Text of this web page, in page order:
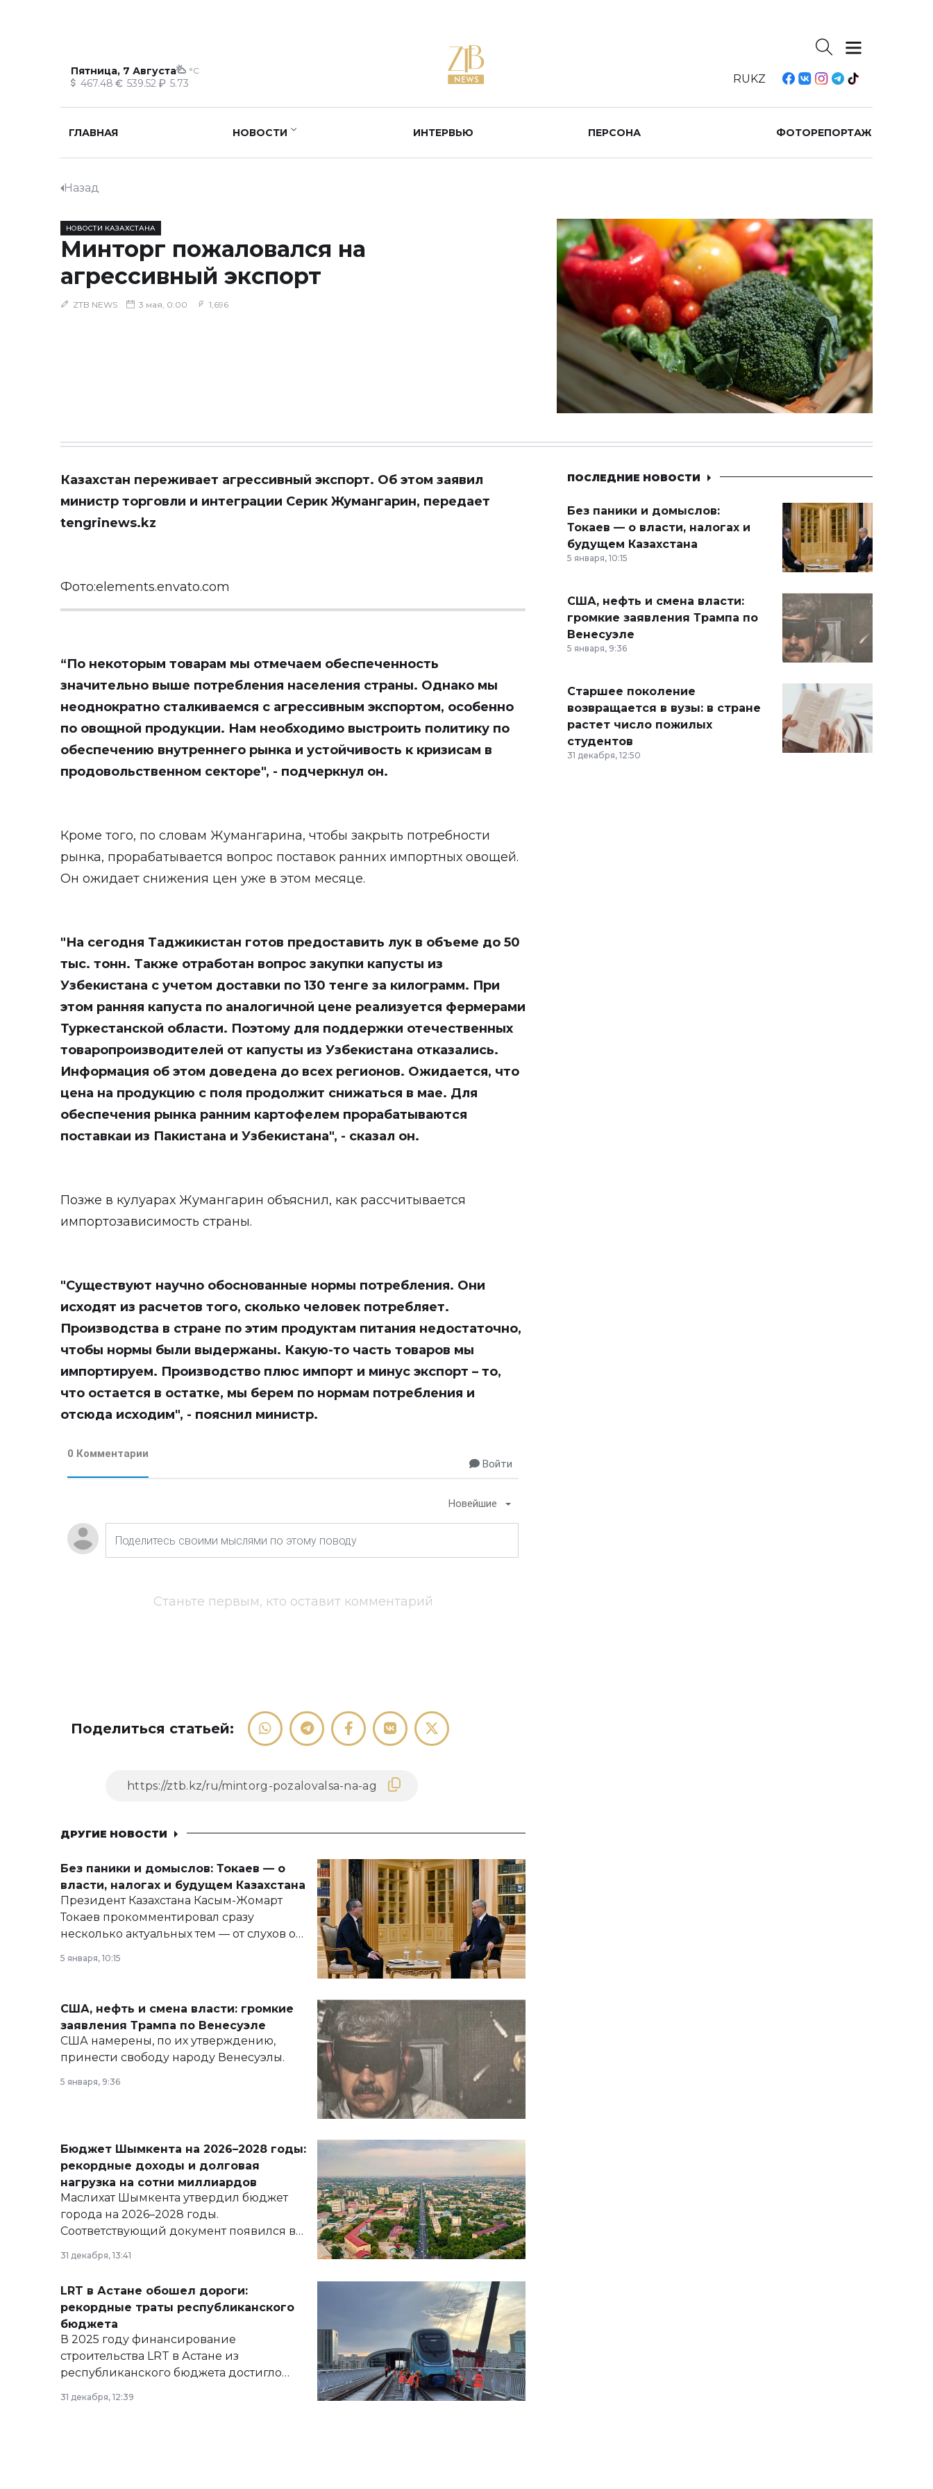
Пятница, 7 Августа °C
467.48 539.52 5.73 RUKZ
ГЛАВНАЯ НОВОСТИ ИНТЕРВЬЮ ПЕРСОНА ФОТОРЕПОРТАЖ
Назад
НОВОСТИ КАЗАХСТАНА
Минторг пожаловался на
агрессивный экспорт
ZTB NEWS 3 мая, 0:00 1,696
Казахстан переживает агрессивный экспорт. Об этом заявил
министр торговли и интеграции Серик Жумангарин, передает
tengrinews.kz
Фото:elements.envato.com
“По некоторым товарам мы отмечаем обеспеченность
значительно выше потребления населения страны. Однако мы
неоднократно сталкиваемся с агрессивным экспортом, особенно
по овощной продукции. Нам необходимо выстроить политику по
обеспечению внутреннего рынка и устойчивость к кризисам в
продовольственном секторе", - подчеркнул он.
Кроме того, по словам Жумангарина, чтобы закрыть потребности
рынка, прорабатывается вопрос поставок ранних импортных овощей.
Он ожидает снижения цен уже в этом месяце.
"На сегодня Таджикистан готов предоставить лук в объеме до 50
тыс. тонн. Также отработан вопрос закупки капусты из
Узбекистана с учетом доставки по 130 тенге за килограмм. При
этом ранняя капуста по аналогичной цене реализуется фермерами
Туркестанской области. Поэтому для поддержки отечественных
товаропроизводителей от капусты из Узбекистана отказались.
Информация об этом доведена до всех регионов. Ожидается, что
цена на продукцию с поля продолжит снижаться в мае. Для
обеспечения рынка ранним картофелем прорабатываются
поставкаи из Пакистана и Узбекистана", - сказал он.
Позже в кулуарах Жумангарин объяснил, как рассчитывается
импортозависимость страны.
"Существуют научно обоснованные нормы потребления. Они
исходят из расчетов того, сколько человек потребляет.
Производства в стране по этим продуктам питания недостаточно,
чтобы нормы были выдержаны. Какую-то часть товаров мы
импортируем. Производство плюс импорт и минус экспорт – то,
что остается в остатке, мы берем по нормам потребления и
отсюда исходим", - пояснил министр.
0 Комментарии
Войти
Новейшие
Станьте первым, кто оставит комментарий
Поделиться статьей:
ДРУГИЕ НОВОСТИ
Без паники и домыслов: Токаев — о
власти, налогах и будущем Казахстана
Президент Казахстана Касым-Жомарт
Токаев прокомментировал сразу
несколько актуальных тем — от слухов о
армии, экономики и личного здоровья.
5 января, 10:15
США, нефть и смена власти: громкие
заявления Трампа по Венесуэле
США намерены, по их утверждению,
принести свободу народу Венесуэлы.
5 января, 9:36
Бюджет Шымкента на 2026–2028 годы:
рекордные доходы и долговая
нагрузка на сотни миллиардов
Маслихат Шымкента утвердил бюджет
города на 2026–2028 годы.
Соответствующий документ появился в
базе нормативных правовых актов и на
сайте маслихат города.
31 декабря, 13:41
LRT в Астане обошел дороги:
рекордные траты республиканского
бюджета
В 2025 году финансирование
строительства LRT в Астане из
республиканского бюджета достигло
рекордных объемов.
31 декабря, 12:39
ПОСЛЕДНИЕ НОВОСТИ
Без паники и домыслов:
Токаев — о власти, налогах и
будущем Казахстана
5 января, 10:15
США, нефть и смена власти:
громкие заявления Трампа по
Венесуэле
5 января, 9:36
Старшее поколение
возвращается в вузы: в стране
растет число пожилых
студентов
31 декабря, 12:50